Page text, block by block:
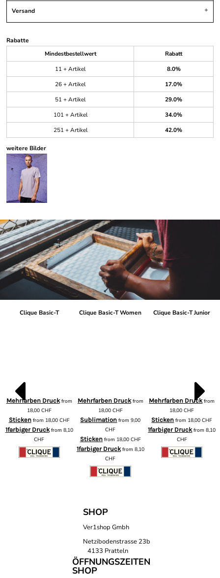
Versand
Rabatte
Mindestbestellwert
Rabatt
11 + Artikel
8.0%
26 + Artikel
17.0%
51 + Artikel
29.0%
101 + Artikel
34.0%
251 + Artikel
42.0%
weitere Bilder
Clique Basic-T
Mehrfarben Druckfrom
18,00 CHF
Stickenfrom 18,00 CHF
1farbiger Druckfrom 8,10
CHF
Clique Basic-T Women
Mehrfarben Druckfrom
18,00 CHF
Sublimation from9,00
CHF
Stickenfrom 18,00 CHF
1farbiger Druckfrom 8,10
CHF
Clique Basic-T Junior
Mehrfarben Druckfrom
18,00CHF
Sticken from 18,00CHF
1farbiger Druckfrom8,10
CHF
SHOP
Ver1shop Gmbh
Netzibodenstrasse 23b
4133 Pratteln
ÖFFNUNGSZEITEN
SHOP